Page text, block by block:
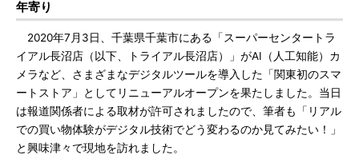
年寄り
2020年7月3日、千葉県千葉市にある「スーパーセンタートラ
イアル長沼店（以下、トライアル長沼店）」がAI（人工知能）カ
メラなど、さまざまなデジタルツールを導入した「関東初のスマ
ートストア」としてリニューアルオープンを果たしました。当日
は報道関係者による取材が許可されましたので、筆者も「リアル
での買い物体験がデジタル技術でどう変わるのか見てみたい！」
と興味津々で現地を訪れました。